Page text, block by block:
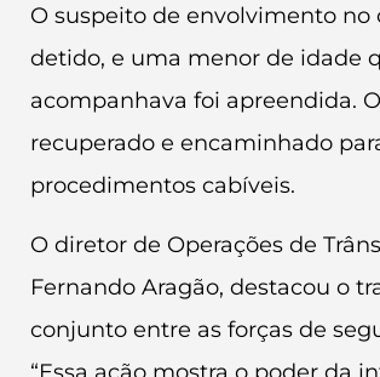
O suspeito de envolvimento no
detido, e uma menor de idade
acompanhava foi apreendida.
recuperado e encaminhado
procedimentos cabíveis.
O diretor de Operações de
Fernando Aragão, destacou o
conjunto entre as forças de